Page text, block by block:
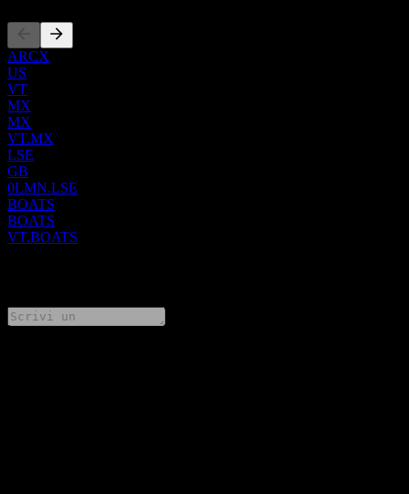
ARCX
US
VT
MX
MX
VT.MX
LSE
GB
0LMN.LSE
BOATS
BOATS
VT.BOATS